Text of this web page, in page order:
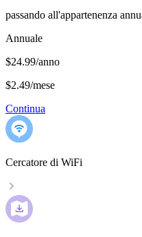
passando all'appartenenza
Annuale
$24.99/anno
$2.49/mese
Continua
Cercatore di WiFi